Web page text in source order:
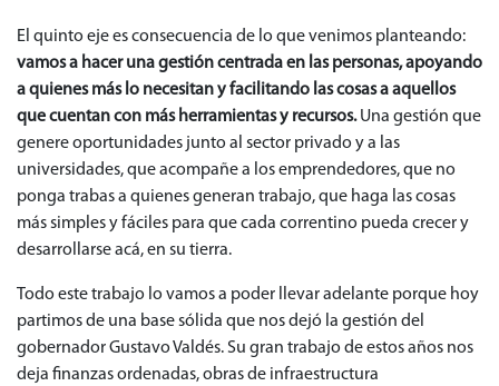
El quinto eje es consecuencia de lo que venimos planteando:
vamos a hacer una gestión centrada en las personas,apoyando
a quienes más lo necesitan y facilitando las cosas a aquellos
que cuentan con más herramientas y recursos.Una gestión que
genere oportunidades junto al sector privado y a las
universidades, que acompañe a los emprendedores, que no
ponga trabas a quienes generan trabajo, que haga las cosas
más simples y fáciles para que cada correntino pueda crecer y
desarrollarse acá, en su tierra.
Todo este trabajo lo vamos a poder llevar adelante porque hoy
partimos de una base sólida que nos dejó la gestión del
gobernador Gustavo Valdés. Su gran trabajo de estos años nos
deja finanzas ordenadas, obras de infraestructura